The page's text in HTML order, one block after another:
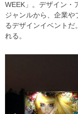
WEEK」。デザイン・
ジャンルから、企業
るデザインイベント
れる。